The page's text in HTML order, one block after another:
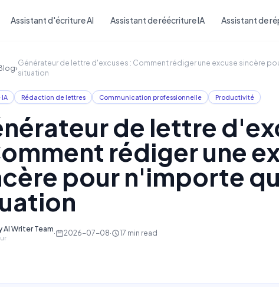
Assistant d'écriture AI Assistant de réécriture IA Assistant de
›
Générateur de lettre d'excuses : Comment rédiger une excuse sincère
situation
Rédaction de lettres Communication professionnelle Productivité
de lettre
rédiger une
pour n'importe
AI Writer Team· 2026-07-08· 17 min read